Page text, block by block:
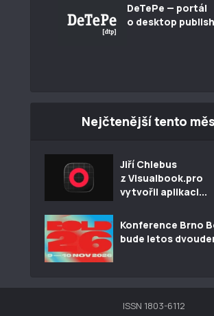
DeTePe — portál
o desktop
Nejčtenější tento
Jiří Chlebus
z Visualbook.pro
vytvořil aplikaci...
Konference Brno
bude letos
ISSN 1803-6112